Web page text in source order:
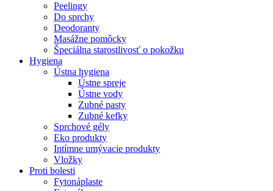
Peelingy
Do sprchy
Deodoranty
Masážne pomôcky
Špeciálna starostlivosť o pokožku
Hygiena
Ústna hygiena
Ústne spreje
Ústne vody
Zubné pasty
Zubné kefky
Sprchové gély
Eko produkty
Intímne umývacie produkty
Vložky
Proti bolesti
Fytonáplaste